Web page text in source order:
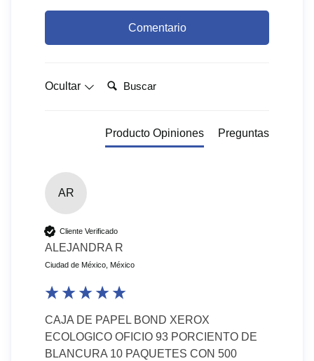
Comentario
Ocultar Buscar:
Producto Opiniones Preguntas
AR
Cliente Verificado
ALEJANDRA R
Ciudad de México, México
CAJA DE PAPEL BOND XEROX
ECOLOGICO OFICIO 93 PORCIENTO DE
BLANCURA 10 PAQUETES CON 500